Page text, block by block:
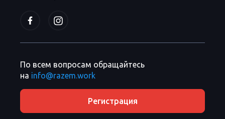
По всем вопросам обращайтесь
на info@razem.work
Регистрация